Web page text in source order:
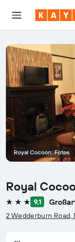
Royal
3 Sterne9,1
2 Wedderburn Road,
Royal Cocoon: Fotos